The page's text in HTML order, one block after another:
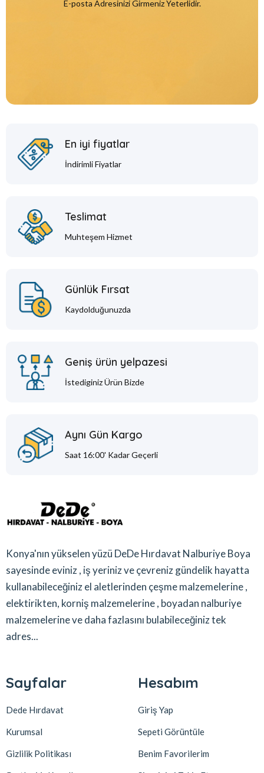
E-posta Adresinizi Girmeniz Yeterlidir.
En iyi fiyatlar
İndirimli Fiyatlar
Teslimat
Muhteşem Hizmet
Günlük Fırsat
Kaydolduğunuzda
Geniş ürün yelpazesi
İstediginiz Ürün Bizde
Aynı Gün Kargo
Saat 16:00' Kadar Geçerli
Konya'nın yükselen yüzü DeDe Hırdavat Nalburiye Boya
sayesinde eviniz , iş yeriniz ve çevreniz gündelik hayatta
kullanabileceğiniz el aletlerinden çeşme malzemelerine ,
elektirikten, korniş malzemelerine , boyadan nalburiye
malzemelerine ve daha fazlasını bulabileceğiniz tek
adres...
Sayfalar
Dede Hırdavat
Kurumsal
Gizlilik Politikası
Hesabım
Giriş Yap
Sepeti Görüntüle
Benim Favorilerim